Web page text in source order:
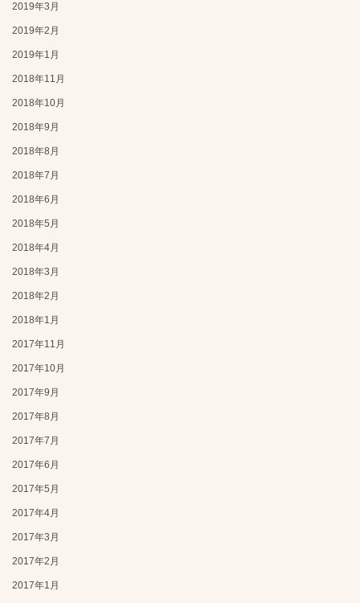
2019年3月
2019年2月
2019年1月
2018年11月
2018年10月
2018年9月
2018年8月
2018年7月
2018年6月
2018年5月
2018年4月
2018年3月
2018年2月
2018年1月
2017年11月
2017年10月
2017年9月
2017年8月
2017年7月
2017年6月
2017年5月
2017年4月
2017年3月
2017年2月
2017年1月